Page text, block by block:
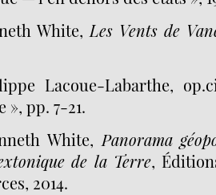
White, Les Vents de
Lacoue-Labarthe,
», pp. 7-21.
White, Panorama
de la Terre,
2014.